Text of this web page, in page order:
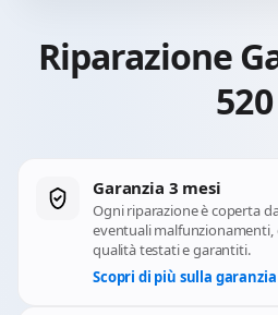
Riparazione
520
Garanzia 3 mesi
Ogni riparazione è coperta
eventuali malfunzionamenti,
qualità testati e garantiti.
Scopri di più sulla garanzia